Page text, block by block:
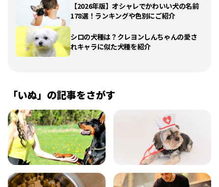
【2026年版】オシャレでかわいい犬の名前
178選！ランキングや色別にご紹介
シロの犬種は？クレヨンしんちゃんの愛さ
れキャラに似た犬種を紹介
「いぬ」の記事をさがす
飼い方 健康